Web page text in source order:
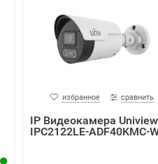
избранное сравнить
IP Видеокамера Uniview
IPC2122LE-ADF40KMC-